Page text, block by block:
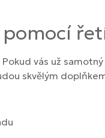
pomocí
vás už
skvělým